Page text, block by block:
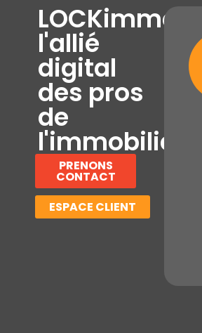
LOCKimmo,
l'allié
digital
des pros
de
l'immobilier
PRENONS
CONTACT
ESPACE CLIENT